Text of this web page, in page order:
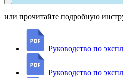
или прочитайте подробную
Руководство по
Руководство по